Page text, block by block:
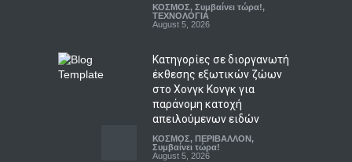
ΚΟΣΜΟΣ, Συμβαίνει τώρα!,
ΤΕΧΝΟΛΟΓΙΑ
August 5, 2026
Κατηγορίες σε διοργανωτή
έκθεσης εξωτικών ζώων
στο Χονγκ Κονγκ για
παράνομη κατοχή
απειλούμενων ειδών
ΚΟΣΜΟΣ, ΠΕΡΙΒΑΛΛΟΝ,
Συμβαίνει τώρα!
August 5, 2026